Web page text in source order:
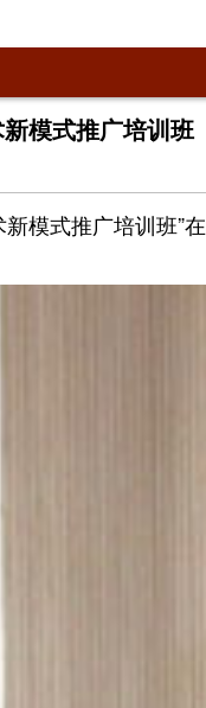
模式推广培训班
模式推广培训班”